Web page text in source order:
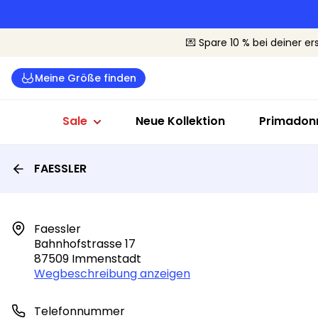
💌 Spare 10 % bei deiner
Meine Größe finden
Sale
Alle Dessous
BHs
Badeanzüge Sale
Bikinis
Sale nach
Neue Kollektion
FAESSLER
Faessler
Bahnhofstrasse 17
87509 Immenstadt
Wegbeschreibung anzeigen
Telefonnummer